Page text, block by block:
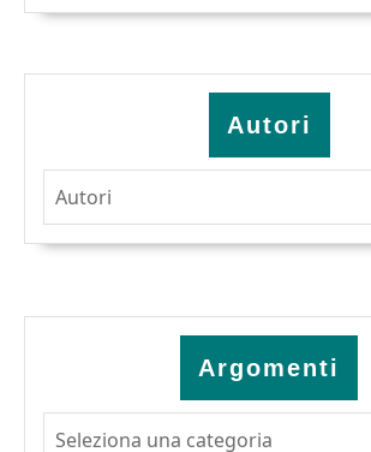
Autori
Argomenti